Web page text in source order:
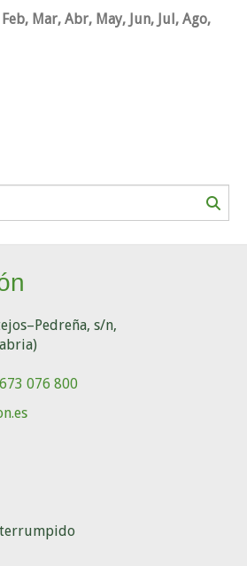
Mar, Abr, May, Jun, Jul, Ago,
s/n,
673 076 800